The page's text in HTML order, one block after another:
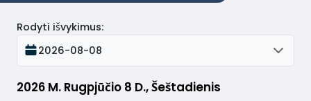
2026 M. Rugpjūčio 8 D., Šeštadienis
Rodyti išvykimus:
2026-08-08